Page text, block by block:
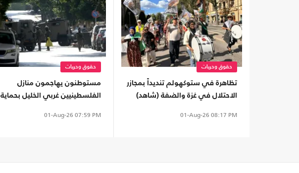
حقوق وحريات
تظاهرة في ستوكهولم تنديداً بمجازر
الاحتلال في غزة والضفة (شاهد)
01-Aug-26 08:17 PM
حقوق وحريات
مستوطنون يهاجمون منازل
الفلسطينيين غربي الخليل بحماية
01-Aug-26 07:59 PM